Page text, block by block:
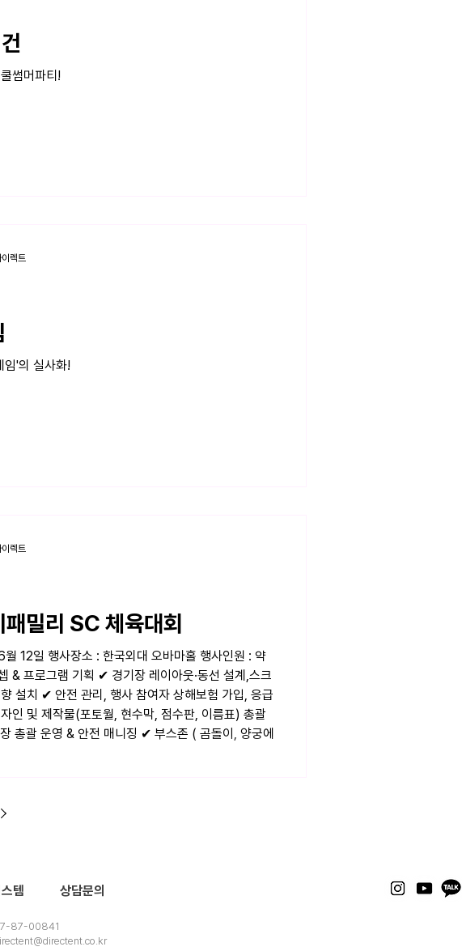
썸머파티!
임'의 실사화!
렉트
밀리 SC 체육대회
12일 행사장소 : 한국외대 오바마홀 행사인원 : 약
& 프로그램 기획 ✔ 경기장 레이아웃·동선 설계,스크
설치 ✔ 안전 관리, 행사 참여자 상해보험 가입, 응급
인 및 제작물(포토월, 현수막, 점수판, 이름표) 총괄
총괄 운영 & 안전 매니징 ✔ 부스존 ( 곰돌이, 양궁에
렉트
템 상담문의
87-00841